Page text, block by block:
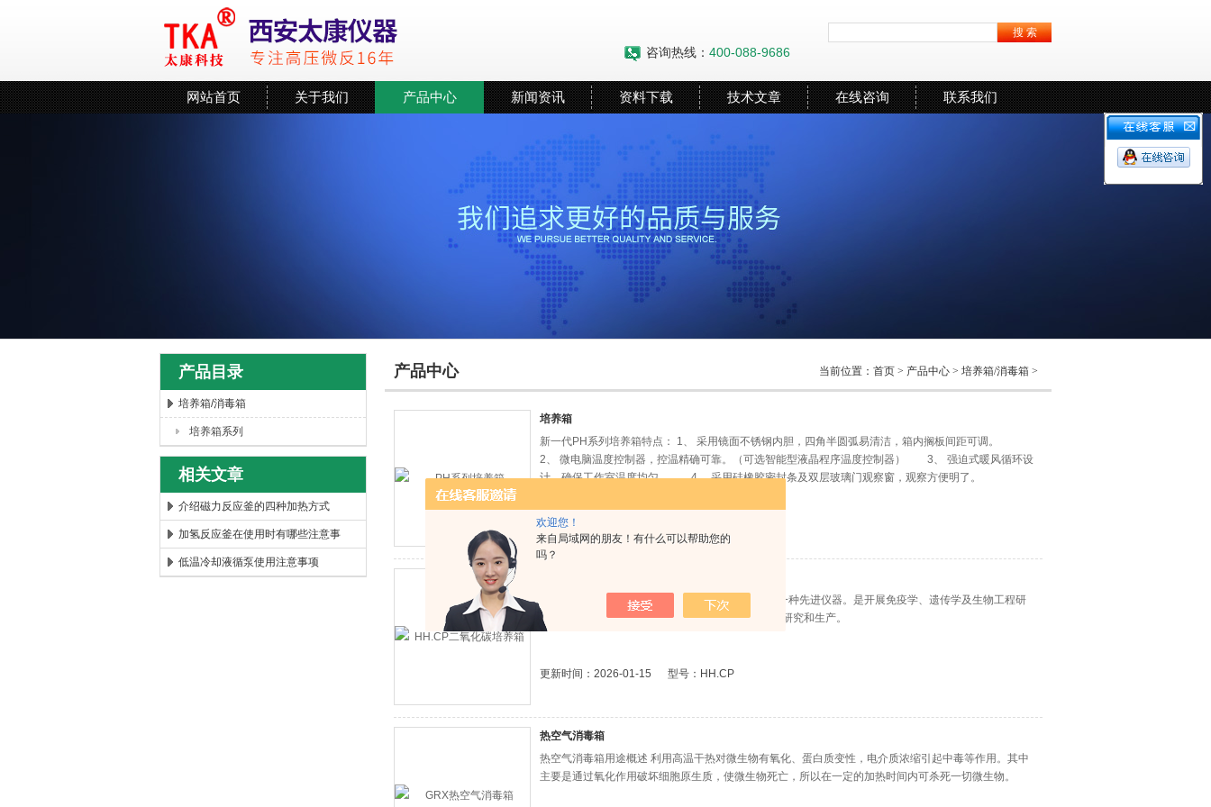
欢迎您！
来自局域网的朋友！有什么可以帮助您的
吗？
西安太康生物科技有限公司
咨询热线： 400-088-9686
网站首页 关于我们 产品中心 新闻资讯 资料下载 技术文章 在线咨询 联系我们
产品目录
培养箱/消毒箱
培养箱系列
相关文章
介绍磁力反应釜的四种加热方式
加氢反应釜在使用时有哪些注意事
项？
低温冷却液循泵使用注意事项
产品中心 当前位置： 首页 > 产品中心 > 培养箱/消毒箱 >
培养箱
新一代PH系列培养箱特点： 1、 采用镜面不锈钢内胆，四角半圆弧易清洁，箱内搁板间距可调。
2、 微电脑温度控制器，控温精确可靠。（可选智能型液晶程序温度控制器） 3、 强迫式暖风循环设
计，确保工作室温度均匀。 4、 采用硅橡胶密封条及双层玻璃门观察窗，观察方便明了。
更新时间：2026-01-15 型号：PH系列
二氧化碳培养箱是对细胞、细菌、微生物等培养的一种先进仪器。是开展免疫学、遗传学及生物工程研
究的*产品。广泛应用于医学、农业科学、药物学的研究和生产。
更新时间：2026-01-15 型号：HH.CP
热空气消毒箱
热空气消毒箱用途概述 利用高温干热对微生物有氧化、蛋白质变性，电介质浓缩引起中毒等作用。其中
主要是通过氧化作用破坏细胞原生质，使微生物死亡，所以在一定的加热时间内可杀死一切微生物。